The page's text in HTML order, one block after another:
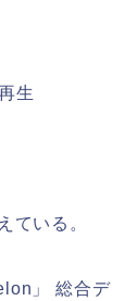
生
ている。
」 総合デ